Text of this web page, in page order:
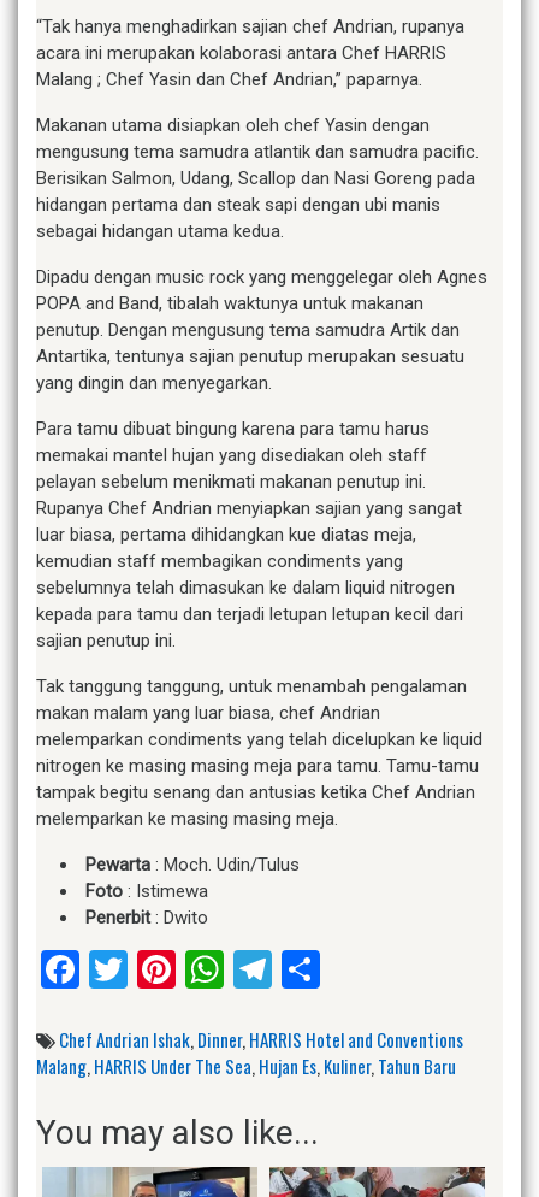
“Tak hanya menghadirkan sajian chef Andrian, rupanya
acara ini merupakan kolaborasi antara Chef HARRIS
Malang ; Chef Yasin dan Chef Andrian,” paparnya.
Makanan utama disiapkan oleh chef Yasin dengan
mengusung tema samudra atlantik dan samudra pacific.
Berisikan Salmon, Udang, Scallop dan Nasi Goreng pada
hidangan pertama dan steak sapi dengan ubi manis
sebagai hidangan utama kedua.
Dipadu dengan music rock yang menggelegar oleh Agnes
POPA and Band, tibalah waktunya untuk makanan
penutup. Dengan mengusung tema samudra Artik dan
Antartika, tentunya sajian penutup merupakan sesuatu
yang dingin dan menyegarkan.
Para tamu dibuat bingung karena para tamu harus
memakai mantel hujan yang disediakan oleh staff
pelayan sebelum menikmati makanan penutup ini.
Rupanya Chef Andrian menyiapkan sajian yang sangat
luar biasa, pertama dihidangkan kue diatas meja,
kemudian staff membagikan condiments yang
sebelumnya telah dimasukan ke dalam liquid nitrogen
kepada para tamu dan terjadi letupan letupan kecil dari
sajian penutup ini.
Tak tanggung tanggung, untuk menambah pengalaman
makan malam yang luar biasa, chef Andrian
melemparkan condiments yang telah dicelupkan ke liquid
nitrogen ke masing masing meja para tamu. Tamu-tamu
tampak begitu senang dan antusias ketika Chef Andrian
melemparkan ke masing masing meja.
Pewarta : Moch. Udin/Tulus
Foto : Istimewa
Penerbit: Dwito
Facebook
Twitter
Pinterest
WhatsApp
Telegram
Chef Andrian Ishak,Dinner,HARRIS Hotel and Conventions
Malang,HARRIS Under The Sea,Hujan Es,Kuliner,Tahun Baru
You may also like...